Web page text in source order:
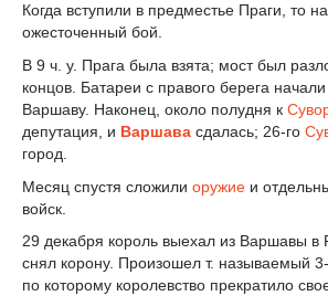
Когда вступили в предместье Праги, то
ожесточенный бой.
В 9 ч. у. Прага была взята; мост был
концов. Батареи с правого берега
Варшаву. Наконец, около полудня к
депутация, и Варшава сдалась; 26-го
город.
Месяц спустя сложили оружие и
войск.
29 декабря король выехал из Варшавы в
снял корону. Произошел т. называемый
по которому королевство прекратило